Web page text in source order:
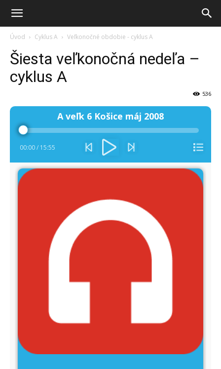
Úvod Cyklus A Veľkonočné obdobie - cyklus A
Šiesta veľkonočná nedeľa –
cyklus A
536
Audio
A veľk 6 Košice máj 2008
00:00/ 15:55